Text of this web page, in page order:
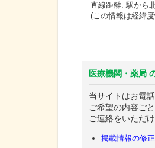
直線距離: 駅から
(この情報は経緯
医療機関・薬局
当サイトはお電
ご希望の内容ご
ご連絡をいただ
掲載情報の修